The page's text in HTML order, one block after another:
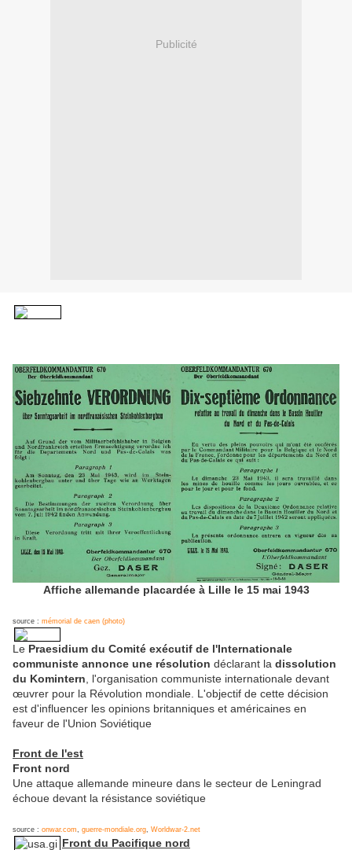
Publicité
Affiche allemande placardée à Lille le 15 mai 1943
source : mémorial de caen (photo)
Le Praesidium du Comité exécutif de l'Internationale
communiste annonce une résolution déclarant la dissolution
du Komintern , l'organisation communiste internationale devant
œuvrer pour la Révolution mondiale. L'objectif de cette décision
est d'influencer les opinions britanniques et américaines en
faveur de l'Union Soviétique
Front de l'est
Front nord
Une attaque allemande mineure dans le secteur de Leningrad
échoue devant la résistance soviétique
source : onwar.com guerre-mondiale.org Worldwar-2.net
Front du Pacifique nord